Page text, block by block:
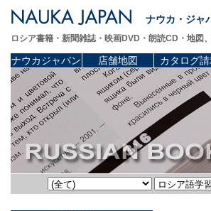
ナウカ・ジャ
ロシア書籍・新聞雑誌・映画DVD・朗読CD・地
ナウカジャパン 店舗地図 カタログ